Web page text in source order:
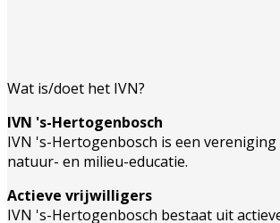
Wat is/doet het IVN?
IVN 's-Hertogenbosch
IVN 's-Hertogenbosch is een vereniging
natuur- en milieu-educatie.
Actieve vrijwilligers
IVN 's-Hertogenbosch bestaat uit